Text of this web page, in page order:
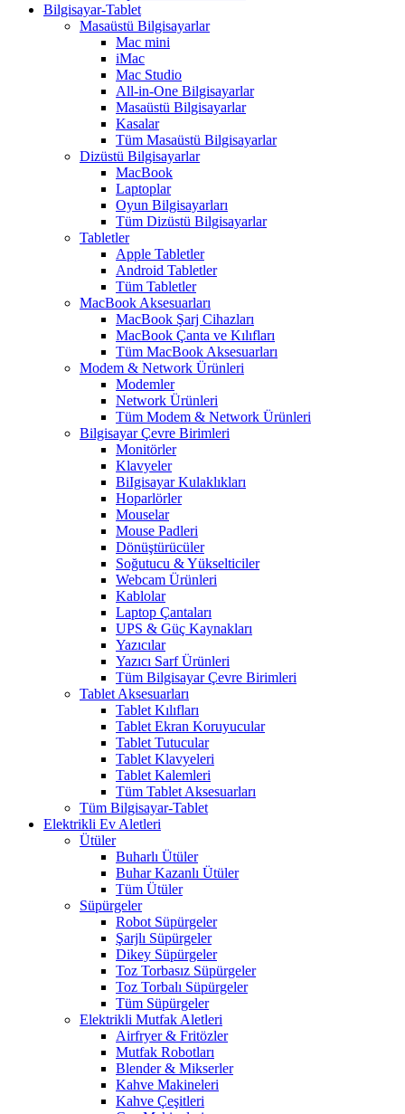
Bilgisayar-Tablet
Masaüstü Bilgisayarlar
Mac mini
iMac
Mac Studio
All-in-One Bilgisayarlar
Masaüstü Bilgisayarlar
Kasalar
Tüm Masaüstü Bilgisayarlar
Dizüstü Bilgisayarlar
MacBook
Laptoplar
Oyun Bilgisayarları
Tüm Dizüstü Bilgisayarlar
Tabletler
Apple Tabletler
Android Tabletler
Tüm Tabletler
MacBook Aksesuarları
MacBook Şarj Cihazları
MacBook Çanta ve Kılıfları
Tüm MacBook Aksesuarları
Modem & Network Ürünleri
Modemler
Network Ürünleri
Tüm Modem & Network Ürünleri
Bilgisayar Çevre Birimleri
Monitörler
Klavyeler
BiIgisayar Kulaklıkları
Hoparlörler
Mouselar
Mouse Padleri
Dönüştürücüler
Soğutucu & Yükselticiler
Webcam Ürünleri
Kablolar
Laptop Çantaları
UPS & Güç Kaynakları
Yazıcılar
Yazıcı Sarf Ürünleri
Tüm Bilgisayar Çevre Birimleri
Tablet Aksesuarları
Tablet Kılıfları
Tablet Ekran Koruyucular
Tablet Tutucular
Tablet Klavyeleri
Tablet Kalemleri
Tüm Tablet Aksesuarları
Tüm Bilgisayar-Tablet
Elektrikli Ev Aletleri
Ütüler
Buharlı Ütüler
Buhar Kazanlı Ütüler
Tüm Ütüler
Süpürgeler
Robot Süpürgeler
Şarjlı Süpürgeler
Dikey Süpürgeler
Toz Torbasız Süpürgeler
Toz Torbalı Süpürgeler
Tüm Süpürgeler
Elektrikli Mutfak Aletleri
Airfryer & Fritözler
Mutfak Robotları
Blender & Mikserler
Kahve Makineleri
Kahve Çeşitleri